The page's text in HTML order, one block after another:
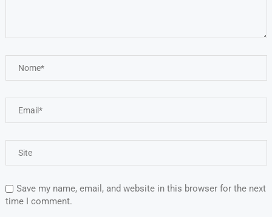
Save my name, email, and website in this browser for the next
time I comment.